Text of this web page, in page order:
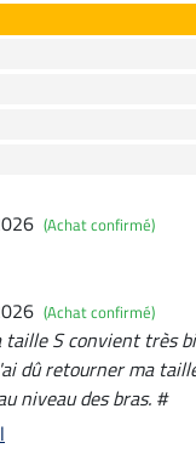
(Achat confirmé)
(Achat confirmé)
taille S convient très
dû retourner ma
niveau des bras. #